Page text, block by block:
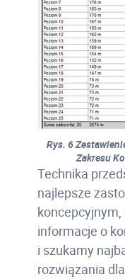
Rys. 6
Zakresu
Technika
najlepsze
informacje o
i szukamy
rozwiązania